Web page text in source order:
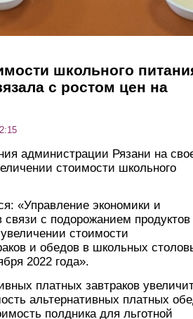
школьного
с ростом цен на
администрации Рязани на
стоимости школьного
«Управление экономики и
связи с подорожанием продуктов
стоимости
и обедов в школьных
2022 года».
платных завтраков
альтернативных платных
полдника для льготной